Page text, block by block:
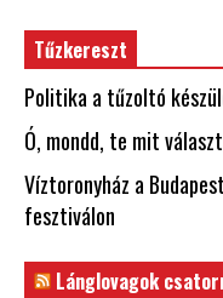
Tűzkereszt
Politika a tűzoltó
Ó, mondd, te mit
Víztoronyház a
fesztiválon
Lánglovagok